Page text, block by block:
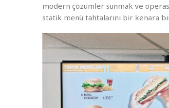
modern çözümler sunmak ve
statik menü tahtalarını bir kenara